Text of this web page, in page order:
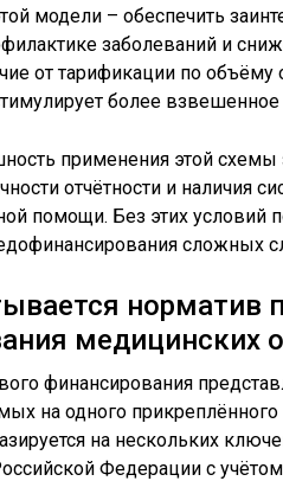
модели – обеспечить
заболеваний и
от тарификации по объёму
более взвешенное
применения этой схемы
отчётности и наличия
помощи. Без этих условий
сложных
норматив
медицинских
финансирования
на одного
на нескольких
Федерации с